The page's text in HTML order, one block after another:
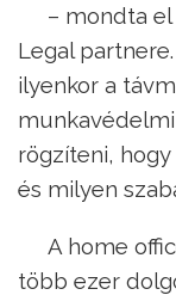
– mondta
Legal
ilyenkor a
rögzíteni,
és milyen
A home
több ezer